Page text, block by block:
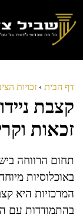
לתוכן
דף הבית › זכויות
קצבת
זכאות
תחום הרווחה
באוכלוסיות
המרכזיות היא
בהתמודדות עם